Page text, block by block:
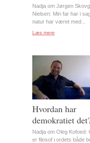
Nadja om Jørgen
Nielsen: Min far har i
natur har været med...
Læs mere
Hvordan har
demokratiet
Nadja om Oleg Kofoed:
er filosof i ordets både